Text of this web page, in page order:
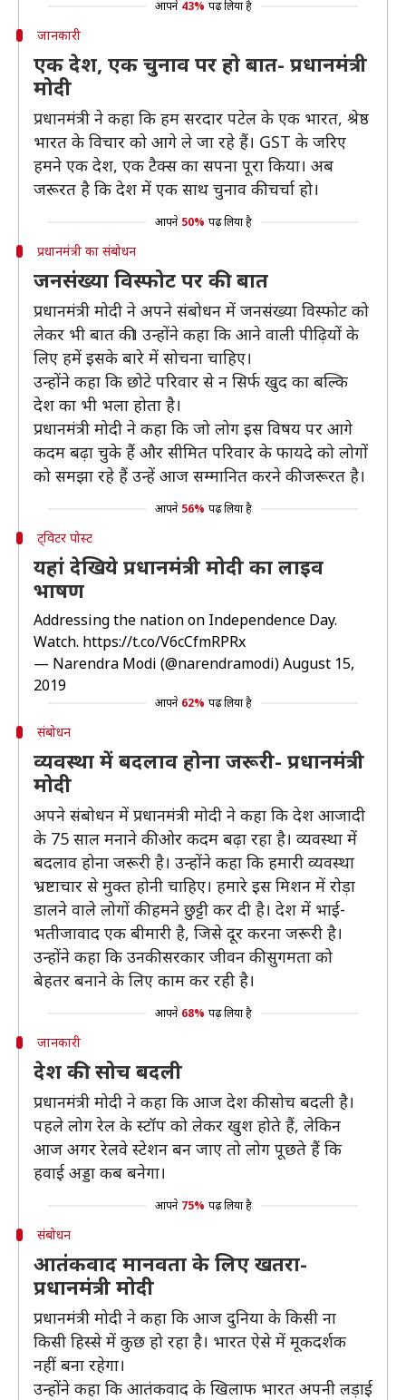
आपने 43% पढ़ लिया है
जानकारी
एक देश, एक चुनाव पर हो बात- प्रधानमंत्री
मोदी
प्रधानमंत्री ने कहा कि हम सरदार पटेल के एक भारत, श्रेष्ठ
भारत के विचार को आगे ले जा रहे हैं। GST के जरिए
हमने एक देश, एक टैक्स का सपना पूरा किया। अब
जरूरत है कि देश में एक साथ चुनाव की चर्चा हो।
आपने 50% पढ़ लिया है
प्रधानमंत्री का संबोधन
जनसंख्या विस्फोट पर की बात
प्रधानमंत्री मोदी ने अपने संबोधन में जनसंख्या विस्फोट को
लेकर भी बात की। उन्होंने कहा कि आने वाली पीढ़ियों के
लिए हमें इसके बारे में सोचना चाहिए।
उन्होंने कहा कि छोटे परिवार से न सिर्फ खुद का बल्कि
देश का भी भला होता है।
प्रधानमंत्री मोदी ने कहा कि जो लोग इस विषय पर आगे
कदम बढ़ा चुके हैं और सीमित परिवार के फायदे को लोगों
को समझा रहे हैं उन्हें आज सम्मानित करने की जरूरत है।
आपने 56% पढ़ लिया है
ट्विटर पोस्ट
यहां देखिये प्रधानमंत्री मोदी का लाइव
भाषण
Addressing the nation on Independence Day.
Watch. https://t.co/V6cCfmRPRx
— Narendra Modi (@narendramodi)August 15,
2019
आपने 62% पढ़ लिया है
संबोधन
व्यवस्था में बदलाव होना जरूरी- प्रधानमंत्री
मोदी
अपने संबोधन में प्रधानमंत्री मोदी ने कहा कि देश आजादी
के 75 साल मनाने की ओर कदम बढ़ा रहा है। व्यवस्था में
बदलाव होना जरूरी है। उन्होंने कहा कि हमारी व्यवस्था
भ्रष्टाचार से मुक्त होनी चाहिए। हमारे इस मिशन में रोड़ा
डालने वाले लोगों की हमने छुट्टी कर दी है। देश में भाई-
भतीजावाद एक बीमारी है, जिसे दूर करना जरूरी है।
उन्होंने कहा कि उनकी सरकार जीवन की सुगमता को
बेहतर बनाने के लिए काम कर रही है।
आपने 68% पढ़ लिया है
जानकारी
देश की सोच बदली
प्रधानमंत्री मोदी ने कहा कि आज देश की सोच बदली है।
पहले लोग रेल के स्टॉप को लेकर खुश होते हैं, लेकिन
आज अगर रेलवे स्टेशन बन जाए तो लोग पूछते हैं कि
हवाई अड्डा कब बनेगा।
आपने 75% पढ़ लिया है
संबोधन
आतंकवाद मानवता के लिए खतरा-
प्रधानमंत्री मोदी
प्रधानमंत्री मोदी ने कहा कि आज दुनिया के किसी ना
किसी हिस्से में कुछ हो रहा है। भारत ऐसे में मूकदर्शक
नहीं बना रहेगा।
उन्होंने कहा कि आतंकवाद के खिलाफ भारत अपनी लड़ाई